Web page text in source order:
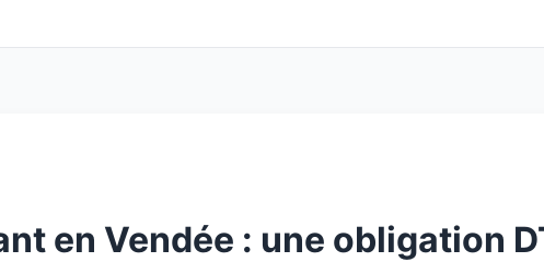
en Vendée : une obligation